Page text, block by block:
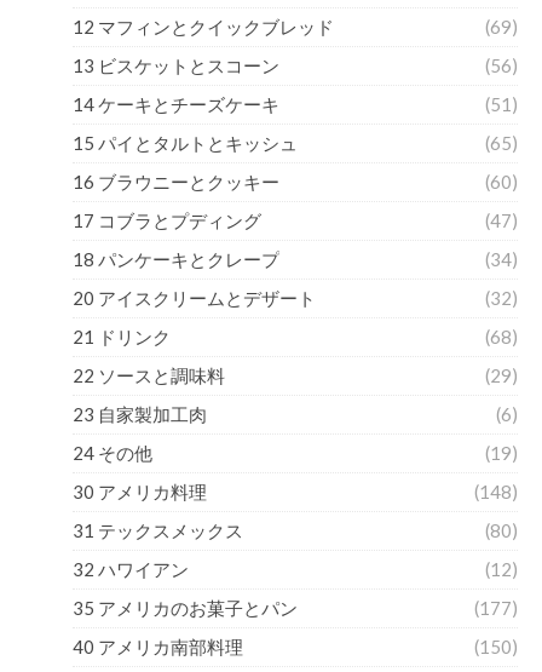
12 マフィンとクイックブレッド
(69)
13 ビスケットとスコーン
(56)
14 ケーキとチーズケーキ
(51)
15 パイとタルトとキッシュ
(65)
16 ブラウニーとクッキー
(60)
17 コブラとプディング
(47)
18 パンケーキとクレープ
(34)
20 アイスクリームとデザート
(32)
21 ドリンク
(68)
22 ソースと調味料
(29)
23 自家製加工肉
(6)
24 その他
(19)
30 アメリカ料理
(148)
31 テックスメックス
(80)
32 ハワイアン
(12)
35 アメリカのお菓子とパン
(177)
40 アメリカ南部料理
(150)